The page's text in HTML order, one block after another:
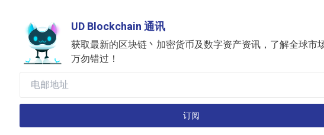
UD Blockchain 通讯
获取最新的区块链丶加密货币及数字资产资讯，了解全球市
万勿错过！
订阅